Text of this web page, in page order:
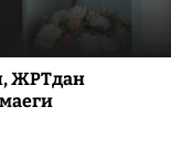
ЖРТдан